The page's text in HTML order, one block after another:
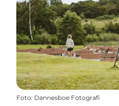
Foto: Dannesboe Fotografi